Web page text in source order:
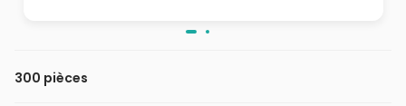
300 pièces